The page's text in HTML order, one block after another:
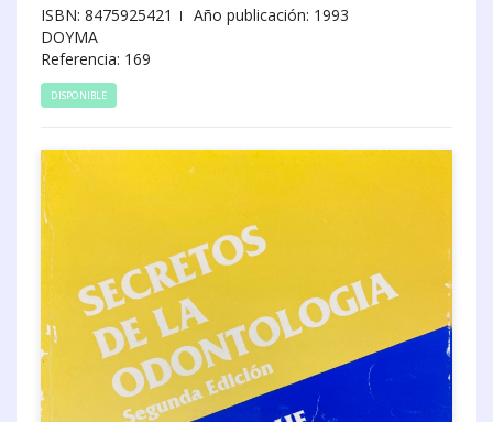
ISBN: 8475925421
Año publicación: 1993
DOYMA
Referencia: 169
DISPONIBLE